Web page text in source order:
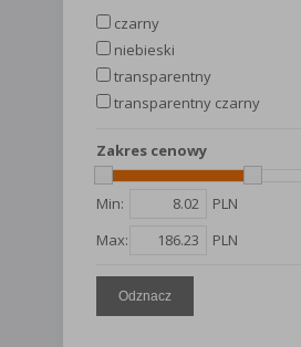
czarny
niebieski
transparentny
transparentny czarny
Zakres cenowy
Min:
PLN
Max:
PLN
Odznacz